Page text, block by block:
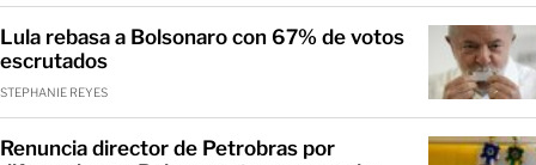
Lula rebasa a Bolsonaro con 67% de votos
escrutados
STEPHANIE REYES
Renuncia director de Petrobras por